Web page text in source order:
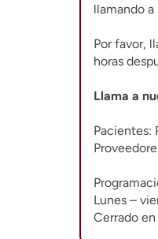
llamando
Por favor,
horas
Llama a
Pacientes:
Lunes –
Cerrado